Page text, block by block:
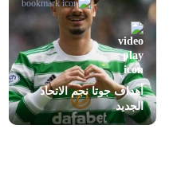
أهداف جوتا نجم الاتحاد
الجديد